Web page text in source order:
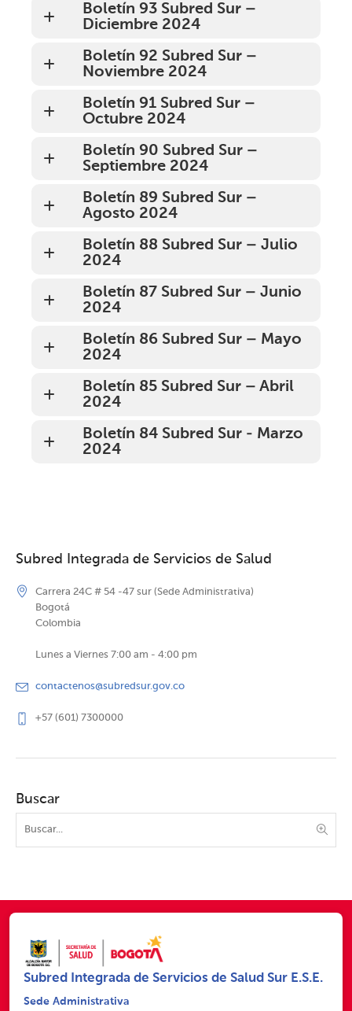
Boletín 93 Subred Sur –
Diciembre 2024
Boletín 92 Subred Sur –
Noviembre 2024
Boletín 91 Subred Sur –
Octubre 2024
Boletín 90 Subred Sur –
Septiembre 2024
Boletín 89 Subred Sur –
Agosto 2024
Boletín 88 Subred Sur – Julio
2024
Boletín 87 Subred Sur – Junio
2024
Boletín 86 Subred Sur – Mayo
2024
Boletín 85 Subred Sur – Abril
2024
Boletín 84 Subred Sur - Marzo
2024
Subred Integrada de Servicios de Salud
Carrera 24C # 54 -47 sur (Sede Administrativa)
Bogotá
Colombia
Lunes a Viernes 7:00 am - 4:00 pm
contactenos@subredsur.gov.co
+57 (601) 7300000
Buscar
Subred Integrada de Servicios de Salud Sur E.S.E.
Sede Administrativa